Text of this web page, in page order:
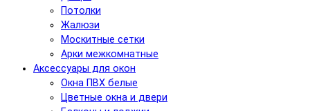
Потолки
Жалюзи
Москитные сетки
Арки межкомнатные
Аксессуары для окон
Окна ПВХ белые
Цветные окна и двери